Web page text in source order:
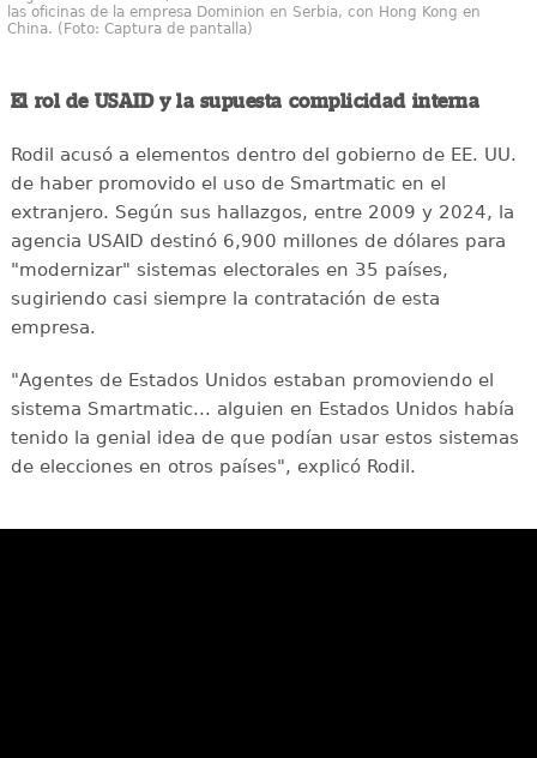
las oficinas de la empresa Dominion en Serbia, con Hong Kong en
China. (Foto: Captura de pantalla)
El rol de USAID y la supuesta complicidad interna
Rodil acusó a elementos dentro del gobierno de EE. UU.
de haber promovido el uso de Smartmatic en el
extranjero. Según sus hallazgos, entre 2009 y 2024, la
agencia USAID destinó 6,900 millones de dólares para
"modernizar" sistemas electorales en 35 países,
sugiriendo casi siempre la contratación de esta
empresa.
"Agentes de Estados Unidos estaban promoviendo el
sistema Smartmatic... alguien en Estados Unidos había
tenido la genial idea de que podían usar estos sistemas
de elecciones en otros países", explicó Rodil.